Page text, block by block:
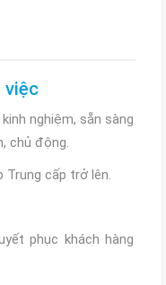
việc
nghiệm, sẵn sàng
chủ động.
cấp trở lên.
phục khách hàng